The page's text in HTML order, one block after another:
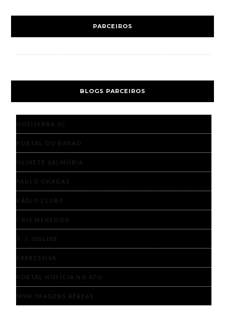
PARCEIROS
BLOGS PARCEIROS
NOTISERRA SC
PORTAL DO BARÃO
OLIVETE SALMÓRIA
PAULO CHAGAS
RÁDIO CLUBE
CRIS MENEGON
S. J. ONLINE
EXPRESSIVA
PORTAL NOTÍCIA NO ATO
MSM IMAGENS AÉREAS